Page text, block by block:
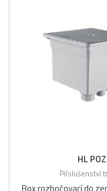
HL POZ
Příslušenství
Box rozbočovací do